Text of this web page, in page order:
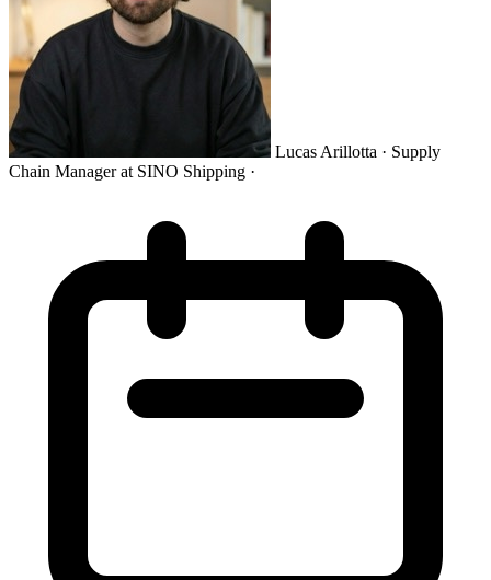
Lucas Arillotta · Supply
Chain Manager at SINO Shipping ·